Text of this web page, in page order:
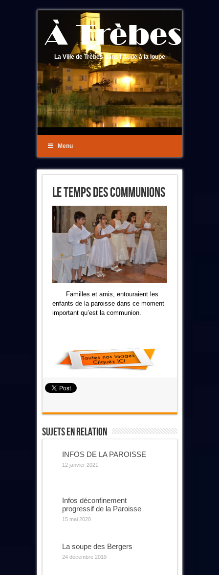
La Ville de Trèbes dans l'Aude à la loupe
Menu
Le Temps Des Communions
Familles et amis, entouraient les
enfants de la paroisse dans ce moment
important qu’est la communion.
Sujets En Relation
INFOS DE LA PAROISSE
12 janvier 2021
Infos déconfinement
progressif de la Paroisse
15 mai 2020
La soupe des Bergers
24 décembre 2019